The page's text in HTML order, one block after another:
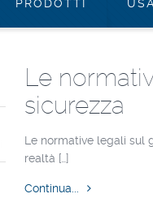
PRODOTTI
Le
sicurezza
Le normative legali sul
realtà […]
Continua...